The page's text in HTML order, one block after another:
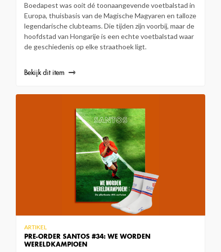
Boedapest was ooit dé toonaangevende voetbalstad in
Europa, thuisbasis van de Magische Magyaren en talloze
legendarische clubteams. Die tijden zijn voorbij, maar de
hoofdstad van Hongarije is een echte voetbalstad waar
de geschiedenis op elke straathoek ligt.
Bekijk dit item
PRE-ORDER SANTOS #34: WE WORDEN
WERELDKAMPIOEN
ARTIKEL